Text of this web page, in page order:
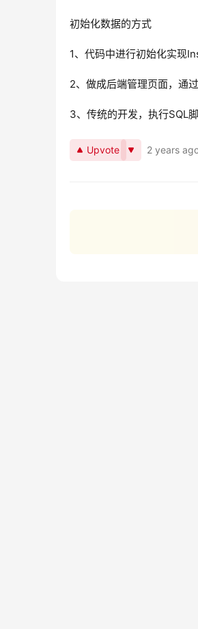
初始化数据的方式
1、代码中进行初始化实现
2、做成后端管理页面，通
3、传统的开发，执行SQL脚
Upvote 2 years